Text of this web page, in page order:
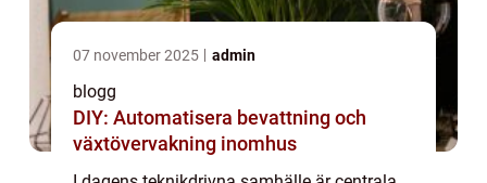
07 november 2025 admin
blogg
DIY: Automatisera bevattning och
växtövervakning inomhus